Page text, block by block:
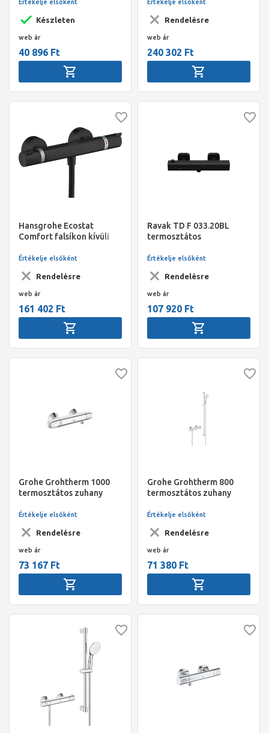
Készleten
Értékelje elsőként
web ár
40 896 Ft
Rendelésre
Értékelje elsőként
web ár
240 302 Ft
Hansgrohe Ecostat
Comfort falsíkon kívüli
fekete
Rendelésre
Értékelje elsőként
web ár
161 402 Ft
Ravak TD F 033.20BL
termosztátos
nélkül, matt fekete
Rendelésre
Értékelje elsőként
web ár
107 920 Ft
Grohe Grohtherm 1000
termosztátos zuhany
Rendelésre
Értékelje elsőként
web ár
73 167 Ft
Grohe Grohtherm 800
termosztátos zuhany
zuhanyszettel
Rendelésre
Értékelje elsőként
web ár
71 380 Ft